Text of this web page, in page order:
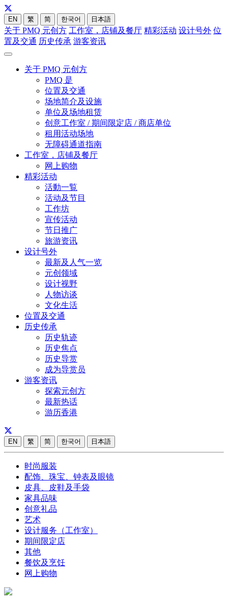
EN 繁 简 한국어 日本語
关于 PMQ 元创方 工作室，店铺及餐厅 精彩活动 设计号外 位
置及交通 历史传承 游客资讯
关于 PMQ 元创方
PMQ 是
位置及交通
场地简介及设施
单位及场地租赁
创意工作室 / 期间限定店 / 商店单位
租用活动场地
无障碍通道指南
工作室，店铺及餐厅
网上购物
精彩活动
活動一覧
活动及节目
工作坊
宣传活动
节日推广
旅游资讯
设计号外
最新及人气一览
元创领域
设计视野
人物访谈
文化生活
位置及交通
历史传承
历史轨迹
历史焦点
历史导赏
成为导赏员
游客资讯
探索元创方
最新热话
游历香港
EN 繁 简 한국어 日本語
时尚服装
配饰、珠宝、钟表及眼镜
皮具、皮鞋及手袋
家具品味
创意礼品
艺术
设计服务（工作室）
期间限定店
其他
餐饮及烹饪
网上购物